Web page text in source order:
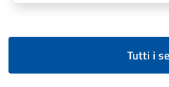
Tutti i